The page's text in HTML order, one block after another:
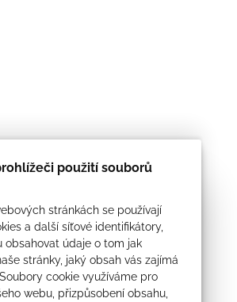
použití souborů
stránkách se používají
a další síťové identifikátory,
obsahovat údaje o tom jak
stránky, jaký obsah vás zajímá
cookie využíváme pro
webu, přizpůsobení obsahu,